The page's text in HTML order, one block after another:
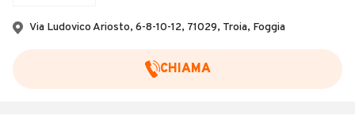
Via Ludovico Ariosto, 6-8-10-12, 71029, Troia, Foggia
CHIAMA